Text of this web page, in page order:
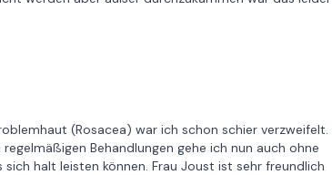
(Rosacea) war ich schon schier verzweifelt.
Behandlungen gehe ich nun auch ohne
halt leisten können. Frau Joust ist sehr freundlich